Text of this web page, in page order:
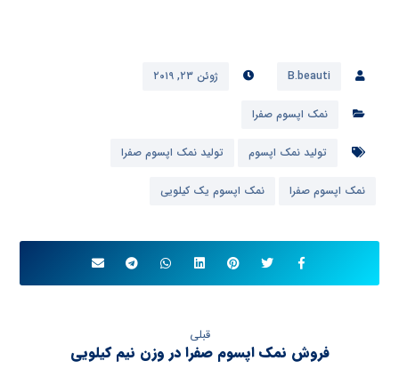
B.beauti ژوئن ۲۳, ۲۰۱۹
نمک اپسوم صفرا
تولید نمک اپسوم تولید نمک اپسوم صفرا
نمک اپسوم صفرا نمک اپسوم یک کیلویی
قبلی
فروش نمک اپسوم صفرا در وزن نیم کیلویی